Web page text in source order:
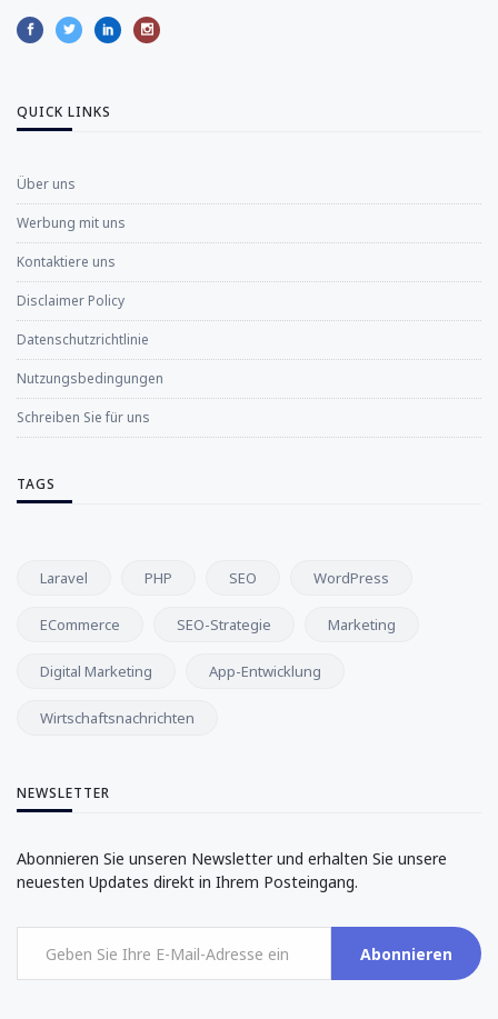
QUICK LINKS
Über uns
Werbung mit uns
Kontaktiere uns
Disclaimer Policy
Datenschutzrichtlinie
Nutzungsbedingungen
Schreiben Sie für uns
TAGS
Laravel PHP SEO WordPress
ECommerce SEO-Strategie Marketing
Digital Marketing App-Entwicklung
Wirtschaftsnachrichten
NEWSLETTER
Abonnieren Sie unseren Newsletter und erhalten Sie unsere
neuesten Updates direkt in Ihrem Posteingang.
Abonnieren